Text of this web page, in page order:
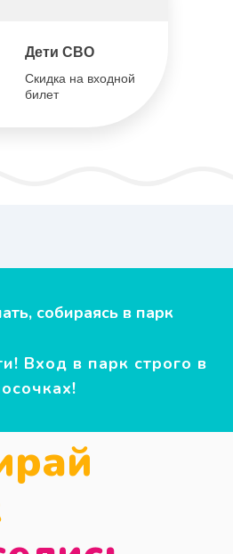
Дети СВО
Скидка на входной
билет
собираясь в парк
Вход в парк строго в